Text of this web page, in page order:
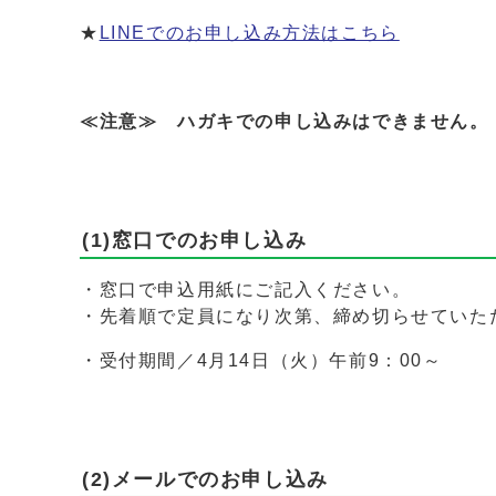
★ LINEでのお申し込み方法はこちら
≪注意≫ ハガキでの申し込みはできません。
(1)窓口でのお申し込み
・窓口で申込用紙にご記入ください。
・先着順で定員になり次第、締め切らせていた
・受付期間／4月14日（火）午前9：00～
(2)メールでのお申し込み